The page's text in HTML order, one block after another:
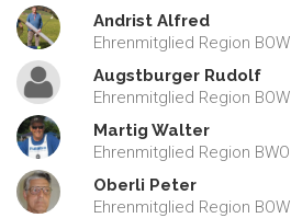
Andrist Alfred
Ehrenmitglied Region BOW
Augstburger Rudolf
Ehrenmitglied Region BOW
Martig Walter
Ehrenmitglied Region BWO
Oberli Peter
Ehrenmitglied Region BOW